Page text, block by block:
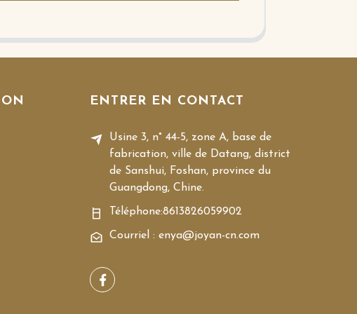
ENTRER EN CONTACT
Usine 3, n° 44-5, zone A, base de
fabrication, ville de Datang, district
de Sanshui, Foshan, province du
Guangdong, Chine.
Téléphone:8613826059902
Courriel : enya@joyan-cn.com